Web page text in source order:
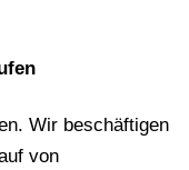
Wir beschäftigen
von